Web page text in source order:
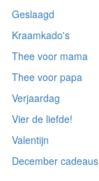
Geslaagd
Kraamkado's
Thee voor mama
Thee voor papa
Verjaardag
Vier de liefde!
Valentijn
December cadeaus